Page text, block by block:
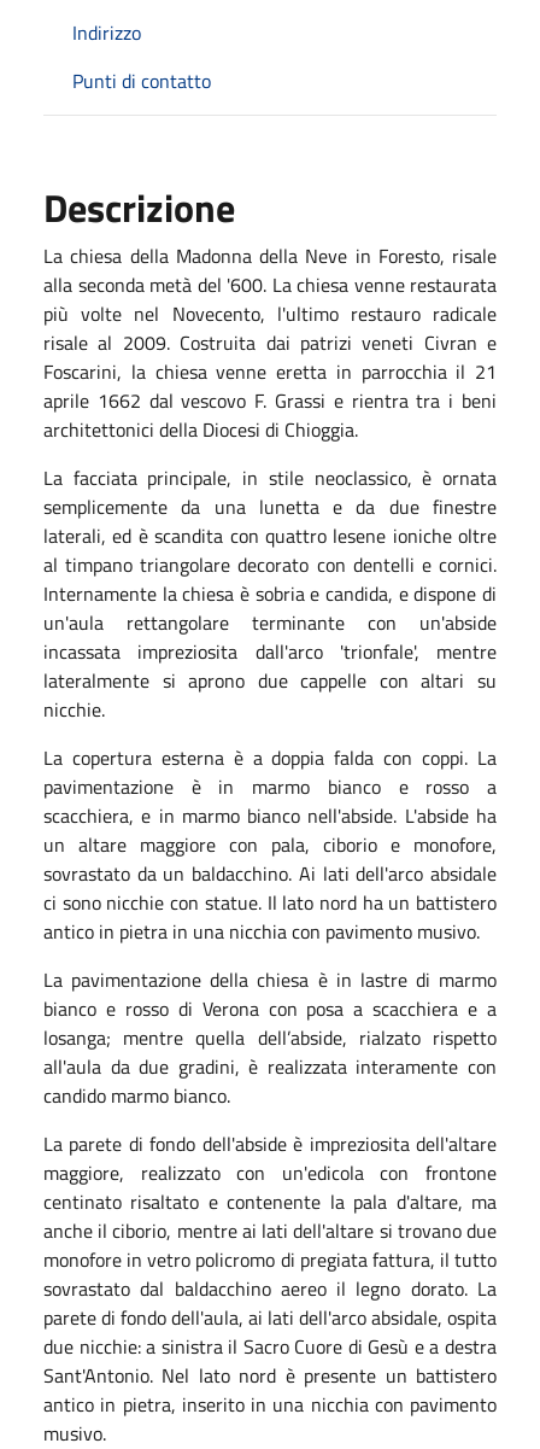
Indirizzo
Punti di contatto
Descrizione
La chiesa della Madonna della Neve in Foresto, risale
alla seconda metà del '600. La chiesa venne restaurata
più volte nel Novecento, l'ultimo restauro radicale
risale al 2009. Costruita dai patrizi veneti Civran e
Foscarini, la chiesa venne eretta in parrocchia il 21
aprile 1662 dal vescovo F. Grassi e rientra tra i beni
architettonici della Diocesi di Chioggia.
La facciata principale, in stile neoclassico, è ornata
semplicemente da una lunetta e da due finestre
laterali, ed è scandita con quattro lesene ioniche oltre
al timpano triangolare decorato con dentelli e cornici.
Internamente la chiesa è sobria e candida, e dispone di
un'aula rettangolare terminante con un'abside
incassata impreziosita dall'arco 'trionfale', mentre
lateralmente si aprono due cappelle con altari su
nicchie.
La copertura esterna è a doppia falda con coppi. La
pavimentazione è in marmo bianco e rosso a
scacchiera, e in marmo bianco nell'abside. L'abside ha
un altare maggiore con pala, ciborio e monofore,
sovrastato da un baldacchino. Ai lati dell'arco absidale
ci sono nicchie con statue. Il lato nord ha un battistero
antico in pietra in una nicchia con pavimento musivo.
La pavimentazione della chiesa è in lastre di marmo
bianco e rosso di Verona con posa a scacchiera e a
losanga; mentre quella dell’abside, rialzato rispetto
all'aula da due gradini, è realizzata interamente con
candido marmo bianco.
La parete di fondo dell'abside è impreziosita dell'altare
maggiore, realizzato con un'edicola con frontone
centinato risaltato e contenente la pala d'altare, ma
anche il ciborio, mentre ai lati dell'altare si trovano due
monofore in vetro policromo di pregiata fattura, il tutto
sovrastato dal baldacchino aereo il legno dorato. La
parete di fondo dell'aula, ai lati dell'arco absidale, ospita
due nicchie: a sinistra il Sacro Cuore di Gesù e a destra
Sant'Antonio. Nel lato nord è presente un battistero
antico in pietra, inserito in una nicchia con pavimento
musivo.